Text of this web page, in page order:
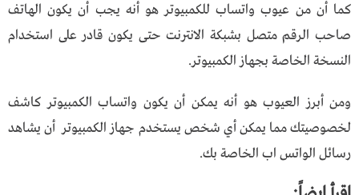
كما أن من عيوب واتساب للكمبيوتر هو أنه يجب أن يكون الهاتف
صاحب الرقم متصل بشبكة الانترنت حتى يكون قادر على استخدام
النسخة الخاصة بجهاز الكمبيوتر.
ومن أبرز العيوب هو أنه يمكن أن يكون واتساب الكمبيوتر كاشف
لخصوصيتك مما يمكن أي شخص يستخدم جهاز الكمبيوتر أن يشاهد
رسائل الواتس اب الخاصة بك.